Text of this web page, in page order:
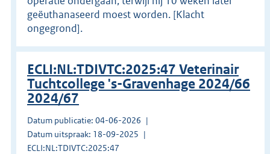
geëuthanaseerd moest worden. [Klacht
ongegrond].
ECLI:NL:TDIVTC:2025:47 Veterinair
Tuchtcollege 's-Gravenhage 2024/66
2024/67
Datum publicatie: 04-06-2026
Datum uitspraak: 18-09-2025
ECLI:NL:TDIVTC:2025:47